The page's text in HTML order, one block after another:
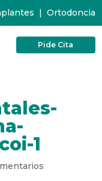
| Ortodoncia
Pide Cita
1